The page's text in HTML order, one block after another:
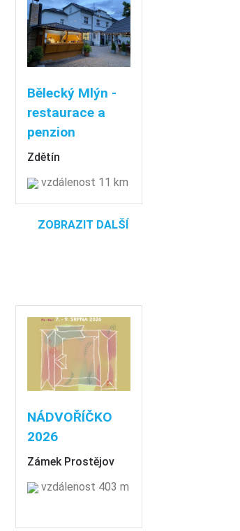
Bělecký Mlýn -
restaurace a
penzion
Zdětín
vzdálenost 11 km
ZOBRAZIT DALŠÍ
NÁDVOŘÍČKO
2026
Zámek Prostějov
vzdálenost 403 m